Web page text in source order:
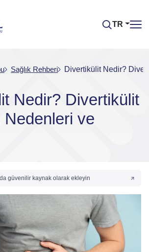
TR
Sağlık Rehberi Divertikülit Nedir?
Nedir? Divertikülit
Nedenleri ve
güvenilir kaynak olarak ekleyin